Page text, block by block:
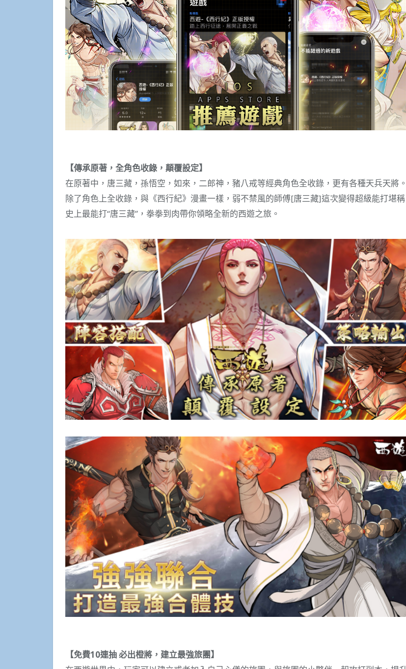
【傳承原著，全角色收錄，顛覆設定】
在原著中，唐三藏，孫悟空，如來，二郎神，豬八戒等經典角色全收錄，更有各種天兵天將。
除了角色上全收錄，與《西行紀》漫畫一樣，弱不禁風的師傅[唐三藏]這次變得超級能打堪稱
史上最能打“唐三藏”，拳拳到肉帶你領略全新的西遊之旅。
【免費10連抽 必出橙將，建立最強旅團】